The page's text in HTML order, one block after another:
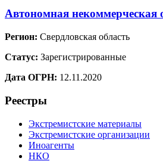
Автономная некоммерческая
Регион: Свердловская область
Статус: Зарегистрированные
Дата ОГРН: 12.11.2020
Реестры
Экстремистские материалы
Экстремистские организации
Иноагенты
НКО